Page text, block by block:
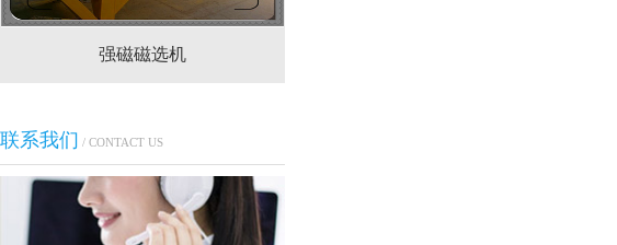
强磁磁选机
联系我们 / CONTACT US